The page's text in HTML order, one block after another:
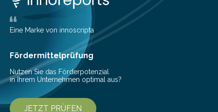
Zwanzigfache. Ein kleiner Exkurs zurück in die Schulzeit:
Die elektrische Leistung beschreibt, wie viel Energie in
einer bestimmten Zeitspanne benötigt wird. Sie steht
Eine Marke von innoscripta
Fördermittelprüfung
Nutzen Sie das Förderpotenzial
in Ihrem Unternehmen optimal aus?
JETZT PRÜFEN